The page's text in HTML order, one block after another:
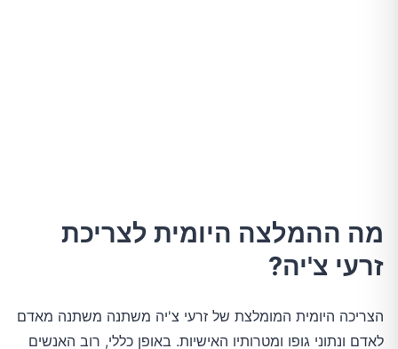
מה ההמלצה היומית לצריכת
זרעי צ'יה?
הצריכה היומית המומלצת של זרעי צ'יה משתנה משתנה מאדם
לאדם ונתוני גופו ומטרותיו האישיות. באופן כללי, רוב האנשים